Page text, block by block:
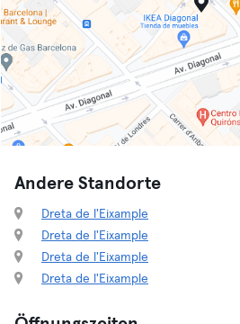
Andere Standorte
Dreta de l'Eixample
Dreta de l'Eixample
Dreta de l'Eixample
Dreta de l'Eixample